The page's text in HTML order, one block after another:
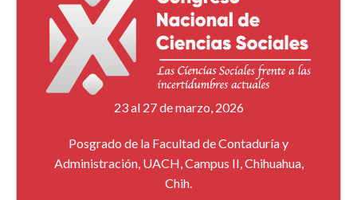
23 al 27 de marzo, 2026
Posgrado de la Facultad de Contaduría y
Administración, UACH, Campus II, Chihuahua,
Chih.